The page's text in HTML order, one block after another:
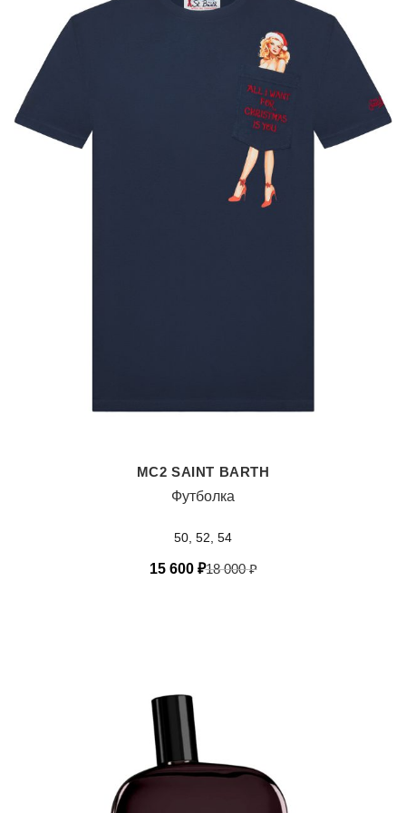
MC2 SAINT BARTH
Футболка
50, 52, 54
15 600 ₽18 000₽